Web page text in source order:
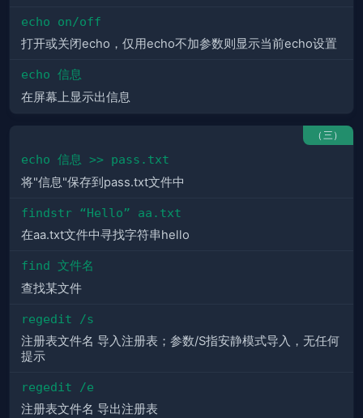
echo on/off
打开或关闭echo，仅用echo不加参数则显示当前echo设置
echo 信息
在屏幕上显示出信息
（三）
echo 信息 >> pass.txt
将"信息"保存到pass.txt文件中
findstr “Hello” aa.txt
在aa.txt文件中寻找字符串hello
find 文件名
查找某文件
regedit /s
注册表文件名 导入注册表；参数/S指安静模式导入，无任何
提示
regedit /e
注册表文件名 导出注册表